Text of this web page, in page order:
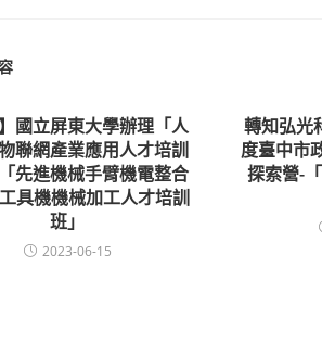
】國立屏東大學辦理「人
聯網產業應用人才培訓
先進機械手臂機電整合
具機機械加工人才培訓
班」
2023-06-15
轉知弘光
度臺中市
探索營-